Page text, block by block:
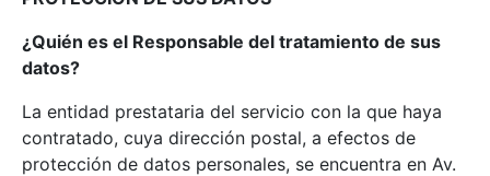
¿Quién es el Responsable del tratamiento de sus
datos?
La entidad prestataria del servicio con la que haya
contratado, cuya dirección postal, a efectos de
protección de datos personales, se encuentra en Av.